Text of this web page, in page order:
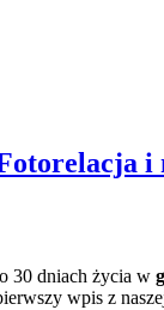
30 dniach życia w
wpis z